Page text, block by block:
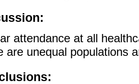
attendance at all
are unequal populations